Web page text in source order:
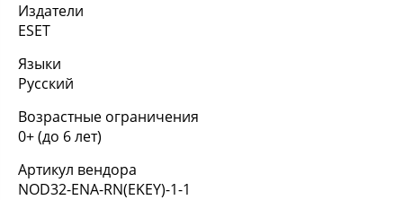
Издатели
ESET
Языки
Русский
Возрастные ограничения
0+ (до 6 лет)
Артикул вендора
NOD32-ENA-RN(EKEY)-1-1